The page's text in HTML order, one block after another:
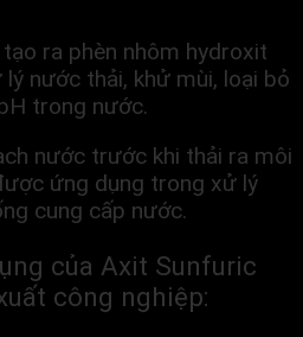
ra phèn nhôm hydroxit
nước thải, khử mùi, loại bỏ
trong nước.
nước trước khi thải ra môi
ứng dụng trong xử lý
cung cấp nước.
của Axit Sunfuric
công nghiệp: